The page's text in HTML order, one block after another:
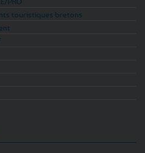
touristiques bretons